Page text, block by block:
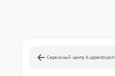
Сервисный центр Kuppersbusch